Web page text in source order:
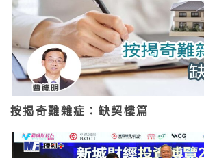
按揭奇難雜症：缺契樓篇